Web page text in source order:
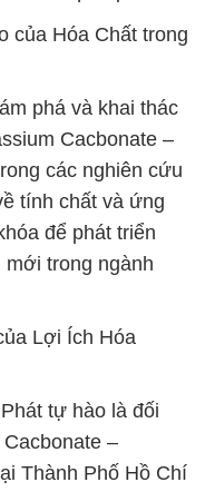
của Hóa Chất trong
phá và khai thác
Cacbonate –
các nghiên cứu
tính chất và ứng
để phát triển
trong ngành
Lợi Ích Hóa
tự hào là đối
–
Thành Phố Hồ Chí